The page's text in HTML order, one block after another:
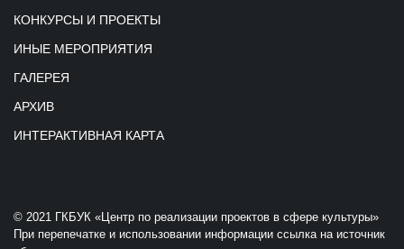
КОНКУРСЫ И ПРОЕКТЫ
ИНЫЕ МЕРОПРИЯТИЯ
ГАЛЕРЕЯ
АРХИВ
ИНТЕРАКТИВНАЯ КАРТА
© 2021 ГКБУК «Центр по реализации проектов в сфере культуры»
При перепечатке и использовании информации ссылка на источник